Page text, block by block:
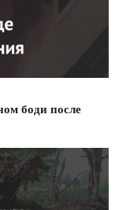
боди после